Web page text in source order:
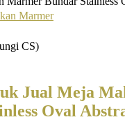
Marmer
CS)
Jual Meja
Oval